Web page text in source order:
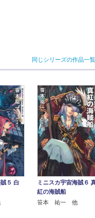
同じシリーズの作品一覧
５ 白
ミニスカ宇宙海賊６
紅の海賊船
笹本 祐一 他